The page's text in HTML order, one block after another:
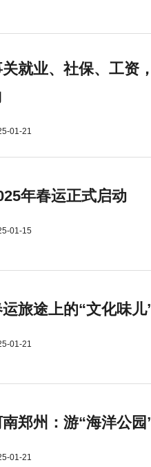
就业、社保、工资
01-21
年春运正式启动
01-15
旅途上的“文化味儿
01-21
郑州：游“海洋公园
01-21